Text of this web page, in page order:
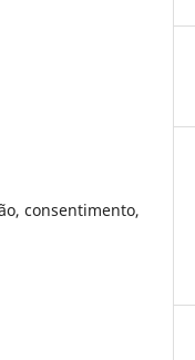
consentimento,